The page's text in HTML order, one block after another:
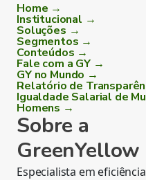
Home →
Institucional →
Soluções →
Segmentos →
Conteúdos →
Fale com a GY →
GY no Mundo →
Relatório de
Igualdade Salarial de
Homens →
Sobre a
GreenYellow
Especialista em eficiência